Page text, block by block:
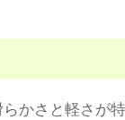
かさと軽さが